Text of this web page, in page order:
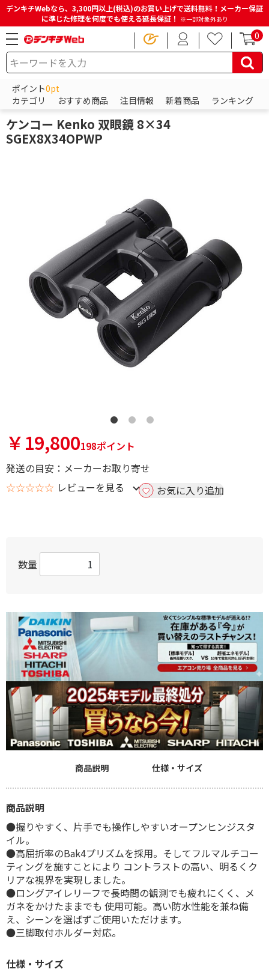
デンキチWebなら、3,300円以上(税込)のお買い上げで送料無料！メーカー保証
に準じた修理を何度でも使える延長保証！ ※一部対象外あり
0
ポイント0pt
カテゴリ
おすすめ商品 注目情報 新着商品 ランキング
HOME 商品一覧ページ
双眼鏡・天体望遠鏡・光学機器
ケンコー
ケンコー Kenko 双眼鏡 8×34
SGEX8X34OPWP
￥19,800198ポイント
発送の目安：メーカーお取り寄せ
☆☆☆☆☆ レビューを見る お気に入り追加
数量
商品説明 仕様・サイズ
商品説明
●握りやすく、片手でも操作しやすいオープンヒンジスタ
イル。
●高屈折率のBak4プリズムを採用。そしてフルマルチコー
ティングを施すことにより コントラストの高い、明るくク
リアな視界を実現しました。
●ロングアイレリーフで長時間の観測でも疲れにくく、メ
ガネをかけたままでも 使用可能。高い防水性能を兼ね備
え、シーンを選ばずご使用いただけます。
●三脚取付ホルダー対応。
仕様・サイズ